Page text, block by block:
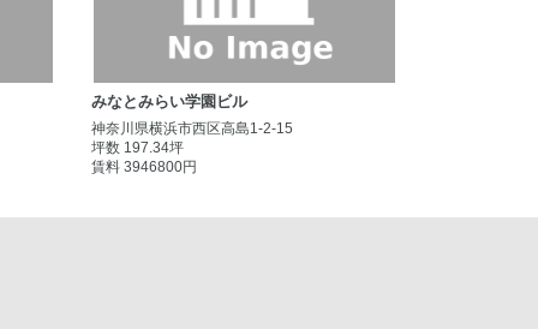
みなとみらい学園ビル
神奈川県横浜市西区高島1-2-15
坪数 197.34坪
賃料 3946800円